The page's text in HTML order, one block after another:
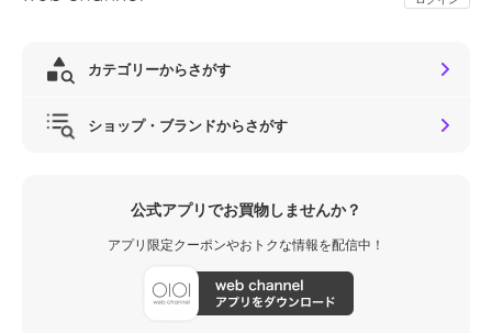
カテゴリーからさがす
ショップ・ブランドからさがす
公式アプリでお買物しませんか？
アプリ限定クーポンやおトクな情報を配信中！